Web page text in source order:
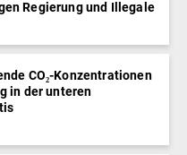
Regierung und Illegale
CO₂-Konzentrationen
in der unteren